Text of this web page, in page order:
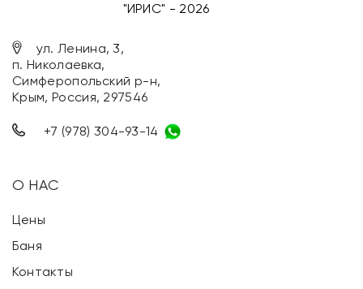
"ИРИС" - 2026
ул. Ленина, 3,
п. Николаевка,
Симферопольский р-н,
Крым, Россия, 297546
+7 (978) 304-93-14
О НАС
Цены
Баня
Контакты